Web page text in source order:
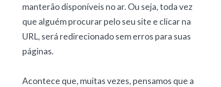
manterão disponíveis no ar. Ou seja, toda vez
que alguém procurar pelo seu site e clicar na
URL, será redirecionado sem erros para suas
páginas.
Acontece que, muitas vezes, pensamos que a